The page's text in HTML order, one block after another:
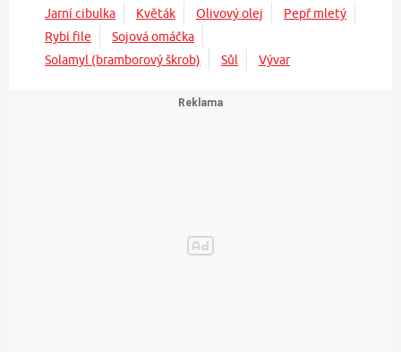
Jarní cibulka
Květák Olivový olej
Pepř mletý
Rybí file
Sojová omáčka
Solamyl (bramborový škrob)
Sůl Vývar